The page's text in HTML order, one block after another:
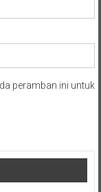
peramban ini untuk